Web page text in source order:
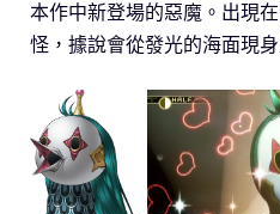
本作中新登場的惡魔。出現
怪，據說會從發光的海面現